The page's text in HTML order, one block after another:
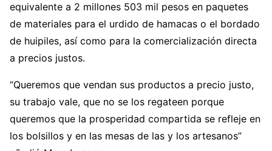
equivalente a 2 millones 503 mil pesos en paquetes
de materiales para el urdido de hamacas o el bordado
de huipiles, así como para la comercialización directa
a precios justos.
“Queremos que vendan sus productos a precio justo,
su trabajo vale, que no se los regateen porque
queremos que la prosperidad compartida se refleje en
los bolsillos y en las mesas de las y los artesanos”